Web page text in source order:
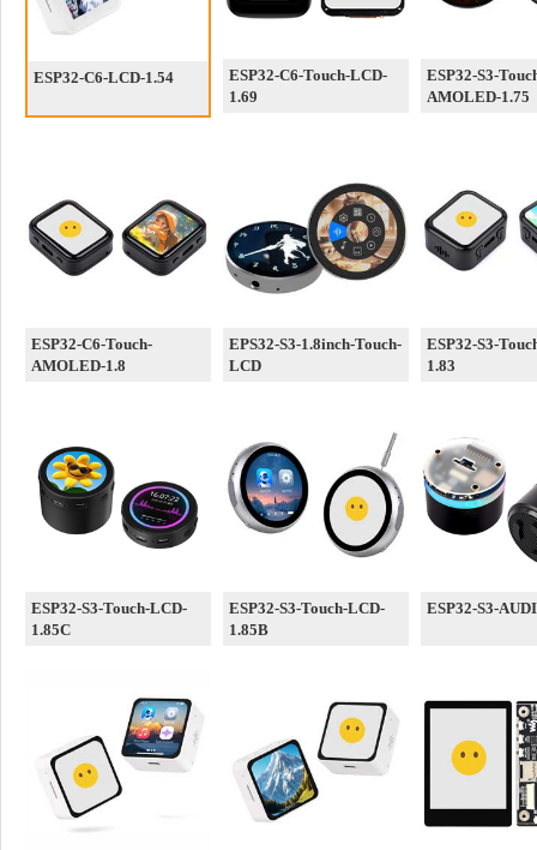
ESP32-C6-LCD-1.54
ESP32-C6-Touch-LCD-
1.69
ESP32-S3-
AMOLED-1.75
ESP32-C6-Touch-
AMOLED-1.8
EPS32-S3-1.8inch-Touch-
LCD
ESP32-S3-
1.83
ESP32-S3-Touch-LCD-
1.85C
ESP32-S3-Touch-LCD-
1.85B
ESP32-S3-